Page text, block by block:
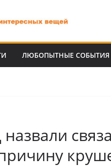
ЛЮБОПЫТНЫЕ СОБЫТИЯ